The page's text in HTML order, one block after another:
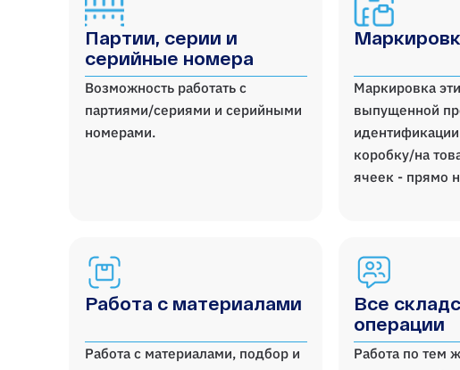
Партии, серии и
серийные номера
Возможность работать с
партиями/сериями и серийными
номерами.
Маркировка
выпущенной
коробку/на
ячеек - прямо
Работа с материалами
Работа с материалами, подбор и
Все
операции
Работа по тем